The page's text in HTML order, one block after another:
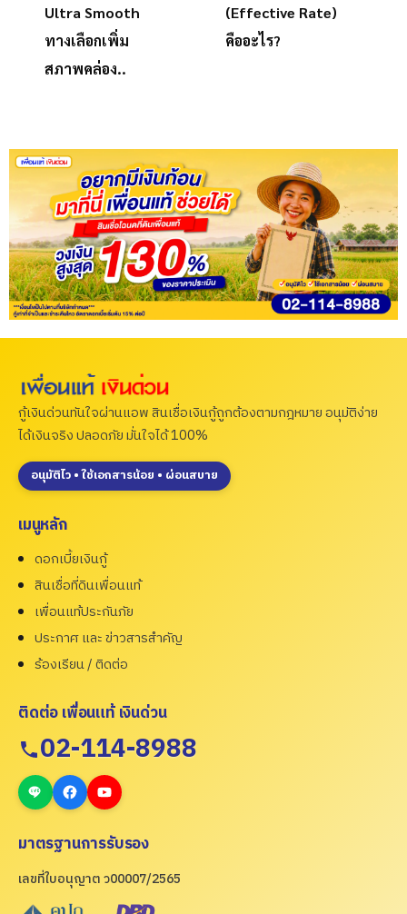
Ultra Smooth
ทางเลือกเพิ่ม
สภาพคล่อง..
(Effective Rate)
คืออะไร?
กู้เงินด่วนทันใจผ่านแอพ สินเชื่อเงินกู้ถูกต้องตามกฎหมาย อนุมัติง่าย
ได้เงินจริง ปลอดภัย มั่นใจได้ 100%
อนุมัติไว • ใช้เอกสารน้อย • ผ่อนสบาย
เมนูหลัก
ดอกเบี้ยเงินกู้
สินเชื่อที่ดินเพื่อนแท้
เพื่อนแท้ประกันภัย
ประกาศ และ ข่าวสารสำคัญ
ร้องเรียน / ติดต่อ
ติดต่อ เพื่อนแท้ เงินด่วน
02-114-8988
มาตรฐานการรับรอง
เลขที่ใบอนุญาต ว00007/2565